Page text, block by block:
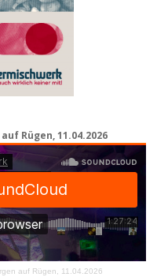
Rügen, 11.04.2026
auf Rügen, 11.04.2026